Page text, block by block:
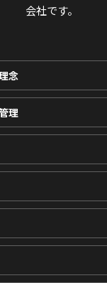
会社です。
念
理